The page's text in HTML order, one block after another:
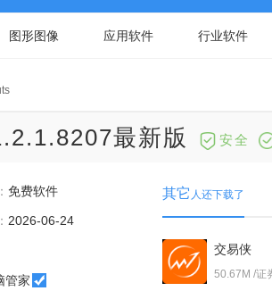
图形图像 应用软件 行业软件
最新版 安全
免费软件
2026-06-24
管家
其它 人还下载了
交易侠
50.67M /证